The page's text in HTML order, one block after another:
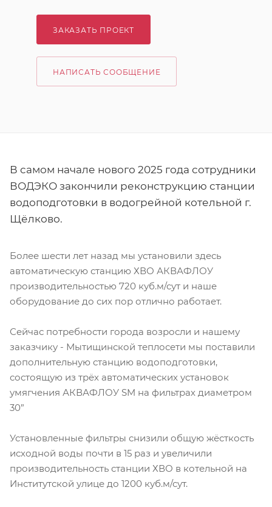
ЗАКАЗАТЬ ПРОЕКТ
НАПИСАТЬ СООБЩЕНИЕ
В самом начале нового 2025 года сотрудники
ВОДЭКО закончили реконструкцию станции
водоподготовки в водогрейной котельной г.
Щёлково.
Более шести лет назад мы установили здесь
автоматическую станцию ХВО АКВАФЛОУ
производительностью 720 куб.м/сут и наше
оборудование до сих пор отлично работает.
Сейчас потребности города возросли и нашему
заказчику - Мытищинской теплосети мы поставили
дополнительную станцию водоподготовки,
состоящую из трёх автоматических установок
умягчения АКВАФЛОУ SM на фильтрах диаметром
30”
Установленные фильтры снизили общую жёсткость
исходной воды почти в 15 раз и увеличили
производительность станции ХВО в котельной на
Институтской улице до 1200 куб.м/сут.